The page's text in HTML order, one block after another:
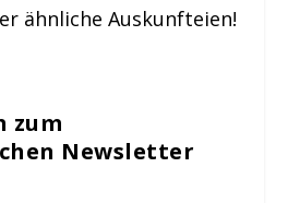
ähnliche Auskunfteien!
zum
Newsletter